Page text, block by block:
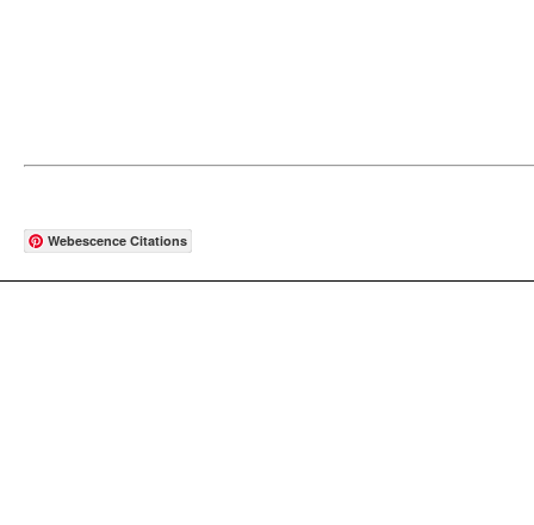
Webescence Citations